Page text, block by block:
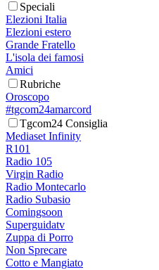
Speciali
Elezioni Italia
Elezioni estero
Grande Fratello
L'isola dei famosi
Amici
Rubriche
Oroscopo
#tgcom24amarcord
Tgcom24 Consiglia
Mediaset Infinity
R101
Radio 105
Virgin Radio
Radio Montecarlo
Radio Subasio
Comingsoon
Superguidatv
Zuppa di Porro
Non Sprecare
Cotto e Mangiato